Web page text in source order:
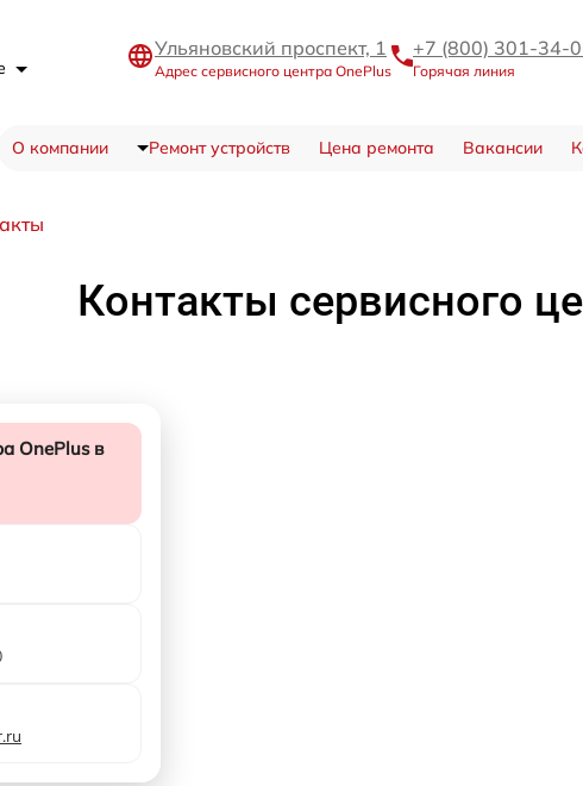
Ульяновский проспект, 1
Адрес сервисного центра OnePlus
+7 (800) 301-34-
Горячая линия
О компании Ремонт устройств Цена ремонта Вакансии
Контакты сервисного
OnePlus в